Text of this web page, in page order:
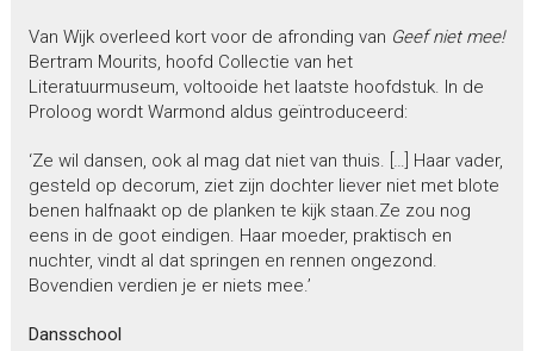
Van Wijk overleed kort voor de afronding van Geef niet mee!
Bertram Mourits, hoofd Collectie van het
Literatuurmuseum, voltooide het laatste hoofdstuk. In de
Proloog wordt Warmond aldus geïntroduceerd:
‘Ze wil dansen, ook al mag dat niet van thuis. […] Haar vader,
gesteld op decorum, ziet zijn dochter liever niet met blote
benen halfnaakt op de planken te kijk staan.Ze zou nog
eens in de goot eindigen. Haar moeder, praktisch en
nuchter, vindt al dat springen en rennen ongezond.
Bovendien verdien je er niets mee.’
Dansschool